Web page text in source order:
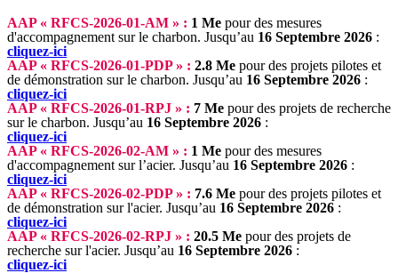
AAP « RFCS-2026-01-AM » : 1 Me pour des mesures
d'accompagnement sur le charbon. Jusqu’au 16 Septembre 2026 :
cliquez-ici
AAP « RFCS-2026-01-PDP » : 2.8 Me pour des projets pilotes et
de démonstration sur le charbon. Jusqu’au 16 Septembre 2026 :
cliquez-ici
AAP « RFCS-2026-01-RPJ » : 7 Me pour des projets de recherche
sur le charbon. Jusqu’au 16 Septembre 2026 :
cliquez-ici
AAP « RFCS-2026-02-AM » : 1 Me pour des mesures
d'accompagnement sur l’acier. Jusqu’au 16 Septembre 2026 :
cliquez-ici
AAP « RFCS-2026-02-PDP » : 7.6 Me pour des projets pilotes et
de démonstration sur l'acier. Jusqu’au 16 Septembre 2026 :
cliquez-ici
AAP « RFCS-2026-02-RPJ » : 20.5 Me pour des projets de
recherche sur l'acier. Jusqu’au 16 Septembre 2026 :
cliquez-ici